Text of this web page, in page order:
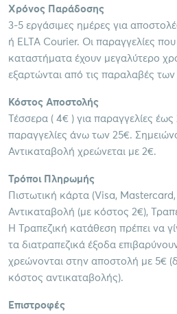
Χρόνος Παράδοσης
3-5 εργάσιμες ημέρες για
ή ELTA Courier. Οι παραγγελίες
καταστήματα έχουν μεγαλύτερο
εξαρτώνται από τις παραλαβές
Κόστος Αποστολής
Τέσσερα ( 4€ ) για παραγγελίες
παραγγελίες άνω των 25€.
Αντικαταβολή χρεώνεται με 2€.
Τρόποι Πληρωμής
Πιστωτική κάρτα (Visa,
Αντικαταβολή (με κόστος 2€),
Η Τραπεζική κατάθεση πρέπει να
τα διατραπεζικά έξοδα
χρεώνονται στην αποστολή με 5€
κόστος αντικαταβολής).
Επιστροφές